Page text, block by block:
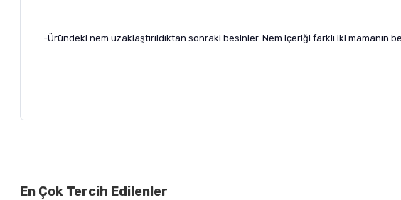
-Üründeki nem uzaklaştırıldıktan sonraki besinler. Nem içeriği farklı iki mamanın
En Çok Tercih Edilenler